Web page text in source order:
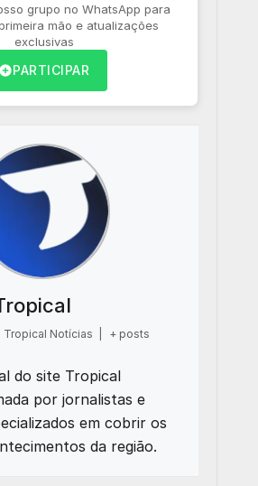
grupo no WhatsApp para
mão e atualizações
exclusivas
PARTICIPAR
Tropical Notícias + posts
do site Tropical
por jornalistas e
em cobrir os
da região.